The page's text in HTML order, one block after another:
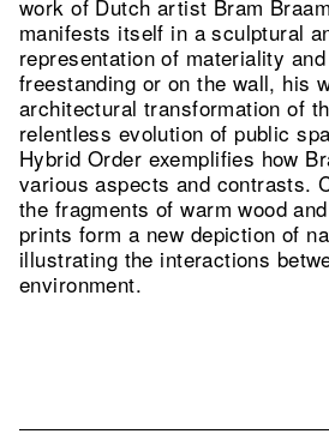
work of Dutch artist Bram
manifests itself in a sculptural
representation of materiality
freestanding or on the wall, his
architectural transformation of
relentless evolution of public
Hybrid Order exemplifies how
various aspects and contrasts.
the fragments of warm wood
prints form a new depiction of
illustrating the interactions
environment.